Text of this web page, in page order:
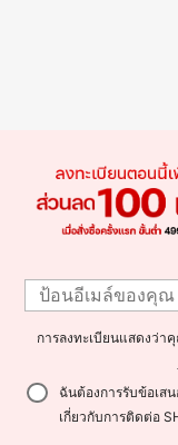
การลงทะเบียนแสดงว่า
ฉันต้องการรับข้อเส
เกี่ยวกับการติดต่อ